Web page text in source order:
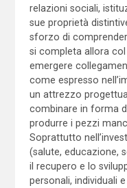
relazioni sociali,
sue proprietà
sforzo di
si completa allora
emergere
come espresso
un attrezzo
combinare in forma
produrre i pezzi
Soprattutto
(salute, educazione,
il recupero e lo
personali, individuali